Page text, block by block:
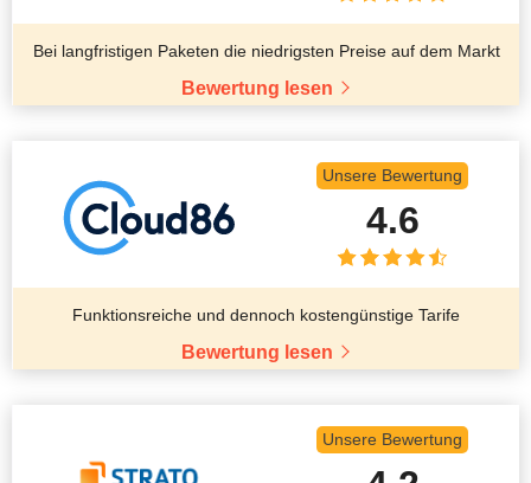
Bei langfristigen Paketen die niedrigsten Preise auf dem Markt
Bewertung lesen
Unsere Bewertung
4.6
Funktionsreiche und dennoch kostengünstige Tarife
Bewertung lesen
Unsere Bewertung